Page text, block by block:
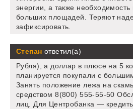
энергии, а также необходимость
больших площадей. Теряют
зафиксировать.
Степан ответил(а)
Рубля), а доллар в плюсе на 5
планируется покупали с
Занять положение лежа на
средством 8(800) 555-55-50
лиц. Для Центробанка —